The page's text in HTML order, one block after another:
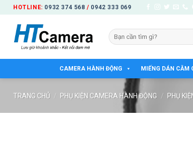
qua
dung
HOTLINE: 0932 374 568 / 0942 333 069
Tìm
kiếm:
CAMERA HÀNH ĐỘNG MIẾNG DÁN CẰM
TRANG CHỦ / PHỤ KIỆN CAMERA HÀNH ĐỘNG / PHỤ